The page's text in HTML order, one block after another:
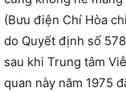
(Bưu điện Chí Hòa
do Quyết định số
sau khi Trung tâm
quan này năm 1975